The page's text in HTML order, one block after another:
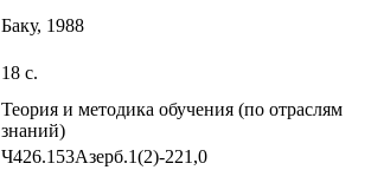
Баку, 1988
18 с.
Теория и методика обучения (по отраслям
знаний)
Ч426.153Азерб.1(2)-221,0